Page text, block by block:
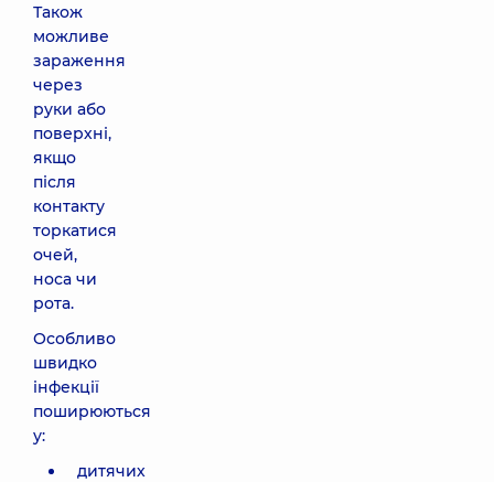
Також
можливе
зараження
через
руки або
поверхні,
якщо
після
контакту
торкатися
очей,
носа чи
рота.
Особливо
швидко
інфекції
поширюються
у:
дитячих